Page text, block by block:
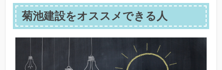
菊池建設をオススメできる人